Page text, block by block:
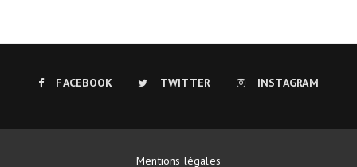
FACEBOOK TWITTER INSTAGRAM
Mentions légales